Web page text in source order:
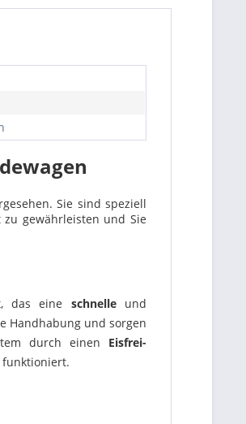
Sie sind speziell
gewährleisten und Sie
das eine schnelleund
Handhabung und sorgen
durch einen Eisfrei-
funktioniert.